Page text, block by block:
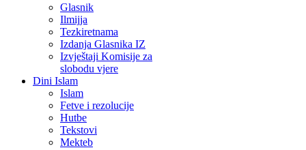
Glasnik
Ilmijja
Tezkiretnama
Izdanja Glasnika IZ
Izvještaji Komisije za
slobodu vjere
Dini Islam
Islam
Fetve i rezolucije
Hutbe
Tekstovi
Mekteb